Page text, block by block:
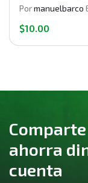
Pormanuelbarco
$10.00
ahorra
cuenta